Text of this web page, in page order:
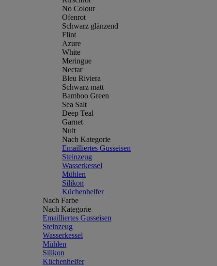
No Colour
Ofenrot
Schwarz glänzend
Flint
Azure
White
Meringue
Nectar
Bleu Riviera
Schwarz matt
Bamboo Green
Sea Salt
Deep Teal
Garnet
Nuit
Nach Kategorie
Emailliertes Gusseisen
Steinzeug
Wasserkessel
Mühlen
Silikon
Küchenhelfer
Nach Farbe
Nach Kategorie
Emailliertes Gusseisen
Steinzeug
Wasserkessel
Mühlen
Silikon
Küchenhelfer